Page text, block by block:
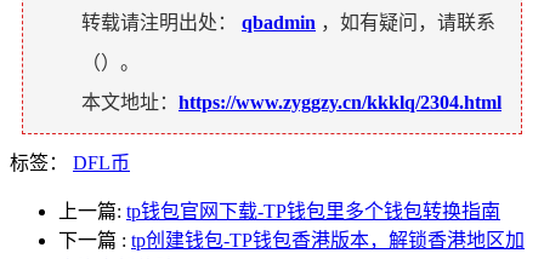
转载请注明出处： qbadmin ，如有疑问，请联系
（）。
本文地址： https://www.zyggzy.cn/kkklq/2304.html
标签： DFL币
上一篇: tp钱包官网下载-TP钱包里多个钱包转换指南
下一篇 : tp创建钱包-TP钱包香港版本，解锁香港地区加